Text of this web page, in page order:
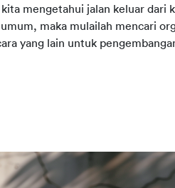
mengetahui jalan keluar dari
maka mulailah mencari
yang lain untuk